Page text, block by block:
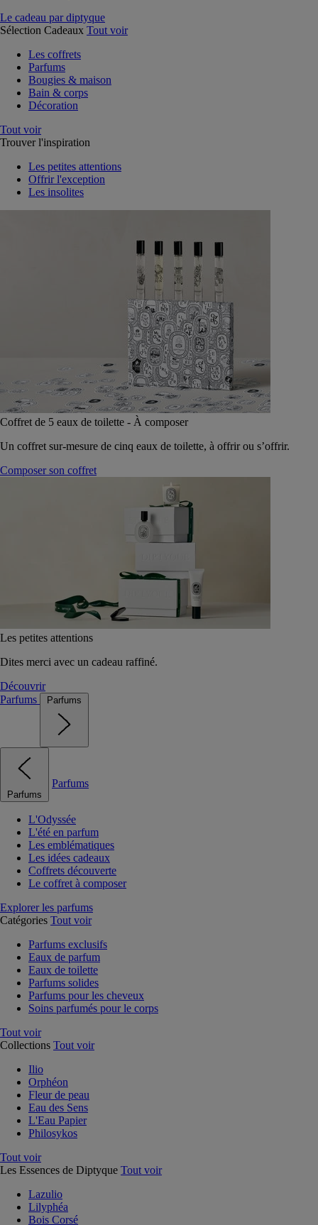
Le cadeau par diptyque
Sélection Cadeaux Tout voir
Les coffrets
Parfums
Bougies & maison
Bain & corps
Décoration
Tout voir
Trouver l'inspiration
Les petites attentions
Offrir l'exception
Les insolites
Coffret de 5 eaux de toilette - À composer
Un coffret sur-mesure de cinq eaux de toilette, à offrir ou s’offrir.
Composer son coffret
Les petites attentions
Dites merci avec un cadeau raffiné.
Découvrir
Parfums
Parfums
Parfums
Parfums
L'Odyssée
L'été en parfum
Les emblématiques
Les idées cadeaux
Coffrets découverte
Le coffret à composer
Explorer les parfums
Catégories Tout voir
Parfums exclusifs
Eaux de parfum
Eaux de toilette
Parfums solides
Parfums pour les cheveux
Soins parfumés pour le corps
Tout voir
Collections Tout voir
Ilio
Orphéon
Fleur de peau
Eau des Sens
L'Eau Papier
Philosykos
Tout voir
Les Essences de Diptyque Tout voir
Lazulio
Lilyphéa
Bois Corsé